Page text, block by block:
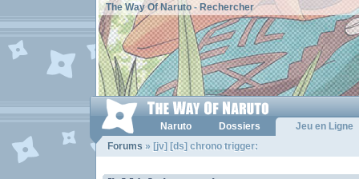
The Way Of Naruto- Rechercher
Naruto Dossiers
Jeu en Ligne
Forums » [jv] [ds] chrono trigger: